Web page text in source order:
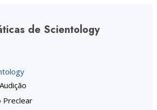
de Scientology
Preclear